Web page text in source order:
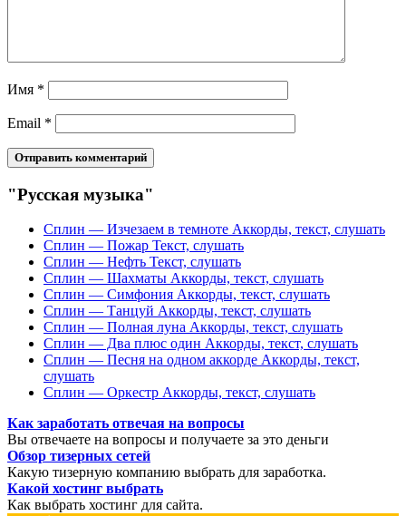
Имя *
Email *
"Русская музыка"
Сплин — Изчезаем в темноте Аккорды, текст, слушать
Сплин — Пожар Текст, слушать
Сплин — Нефть Текст, слушать
Сплин — Шахматы Аккорды, текст, слушать
Сплин — Симфония Аккорды, текст, слушать
Сплин — Танцуй Аккорды, текст, слушать
Сплин — Полная луна Аккорды, текст, слушать
Сплин — Два плюс один Аккорды, текст, слушать
Сплин — Песня на одном аккорде Аккорды, текст,
слушать
Сплин — Оркестр Аккорды, текст, слушать
Как заработать отвечая на вопросы
Вы отвечаете на вопросы и получаете за это деньги
Обзор тизерных сетей
Какую тизерную компанию выбрать для заработка.
Какой хостинг выбрать
Как выбрать хостинг для сайта.